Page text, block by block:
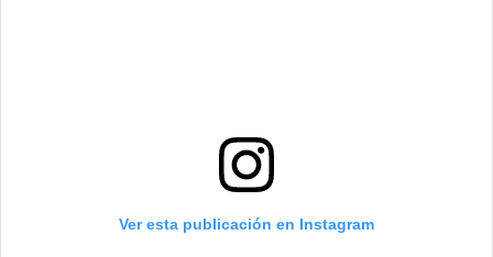
Ver esta publicación en Instagram